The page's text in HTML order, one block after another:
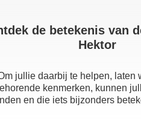
de betekenis van
Hektor
jullie daarbij te helpen,
kenmerken, kunnen
en die iets bijzonders